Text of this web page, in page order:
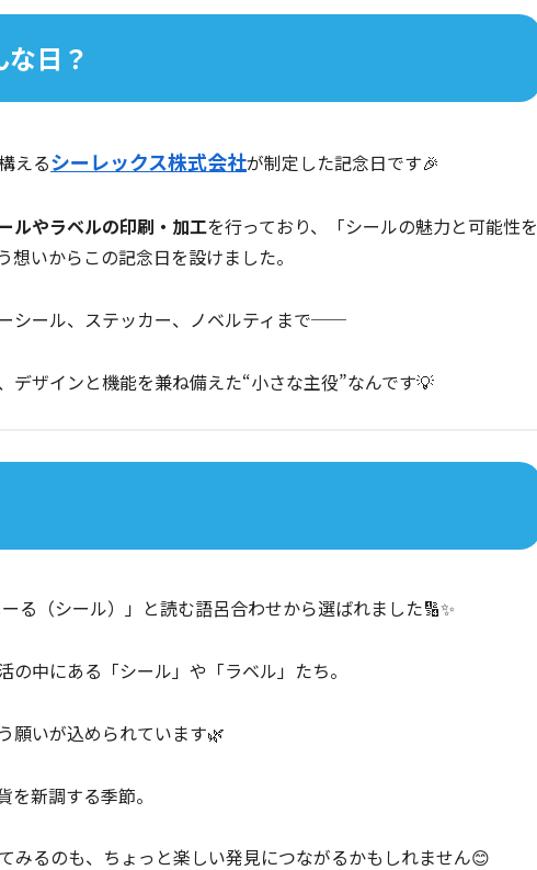
日？
えるシーレックス株式会社が制定した記念日です🎉
ルやラベルの印刷・加工を行っており、「シールの魅力と可能性を
いからこの記念日を設けました。
シール、ステッカー、ノベルティまで──
デザインと機能を兼ね備えた“小さな主役”なんです💡
る（シール）」と読む語呂合わせから選ばれました🔢✨
中にある「シール」や「ラベル」たち。
願いが込められています🌿
新調する季節。
みるのも、ちょっと楽しい発見につながるかもしれません😊